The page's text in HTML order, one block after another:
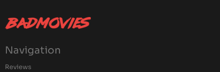
Navigation
Reviews